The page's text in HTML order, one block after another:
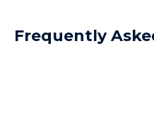
Frequently